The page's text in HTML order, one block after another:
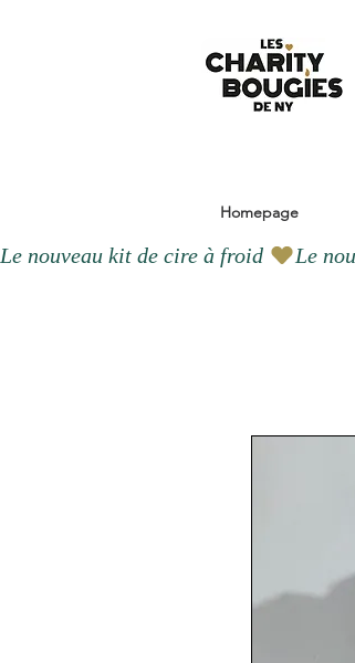
Homepage
Le nouveau kit de cire à froid